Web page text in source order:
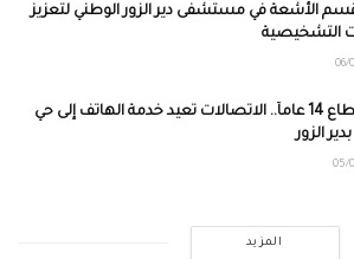
الأشعة في مستشفى دير الزور الوطني لتعزيز
التشخيصية
بعد انقطاع 14 عاماً.. الاتصالات تعيد خدمة الهاتف إلى حي
الزور
المزيد